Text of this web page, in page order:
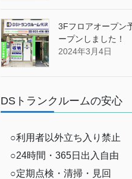
3Fフロアオープン
ープンしました！
2024年3月4日
DSトランクルームの安心
○利用者以外立ち入り禁止
○24時間・365日出入自由
○定期点検・清掃・見回